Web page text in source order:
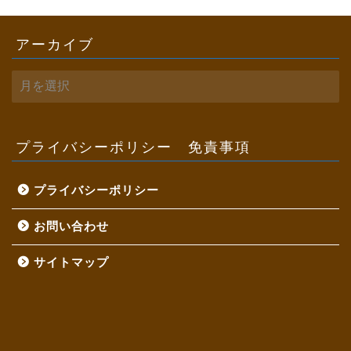
アーカイブ
ー
ブ
プライバシーポリシー 免責事項
プライバシーポリシー
お問い合わせ
サイトマップ